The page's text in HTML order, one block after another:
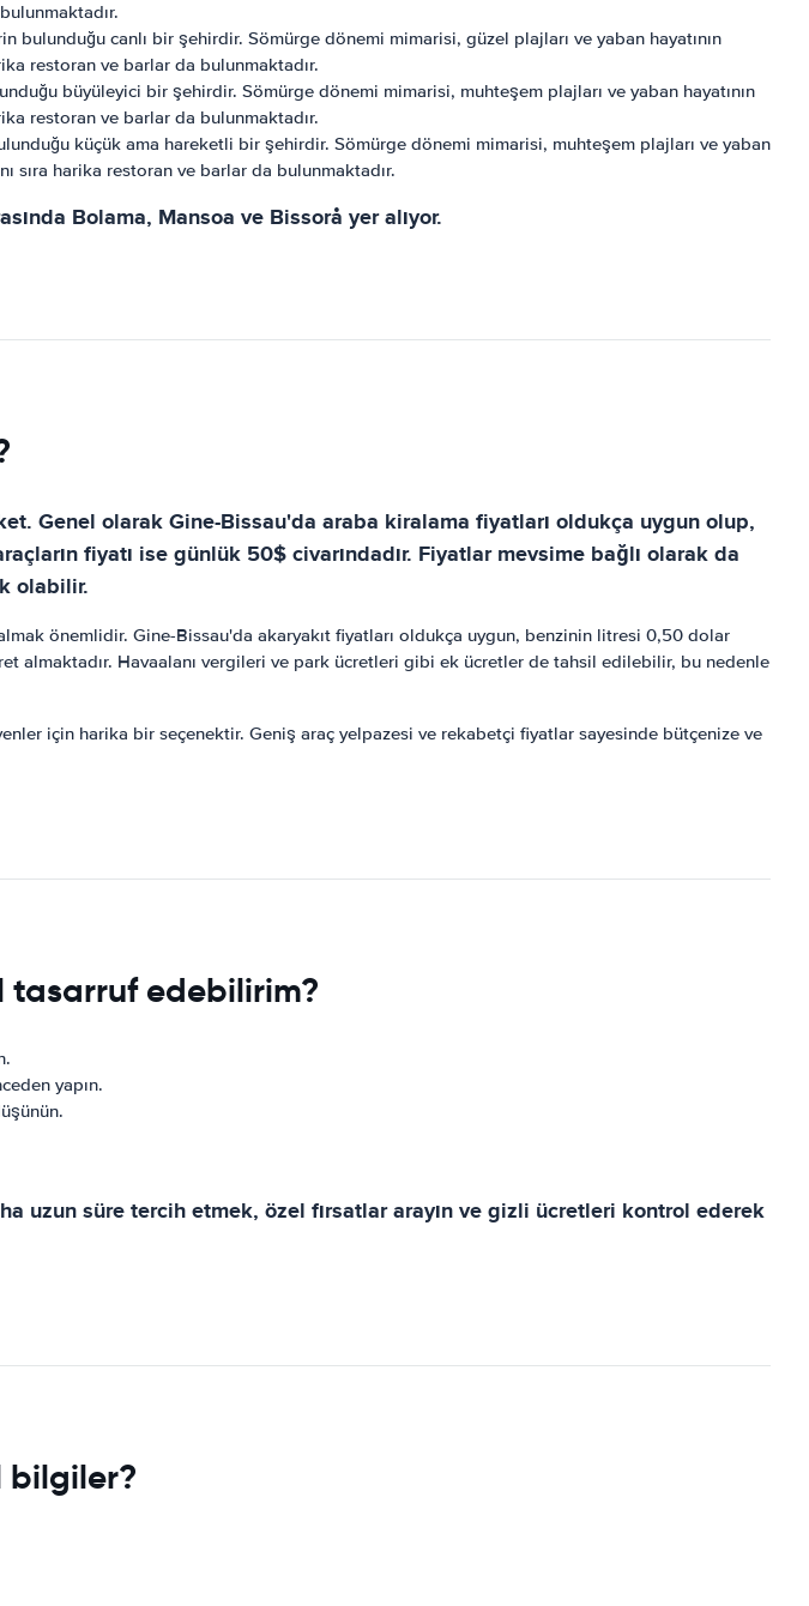
canlı bir şehirdir. Sömürge dönemi mimarisi, güzel plajları ve yaban hayatının
restoran ve barlar da bulunmaktadır.
büyüleyici bir şehirdir. Sömürge dönemi mimarisi, muhteşem plajları ve yaban hayatının
restoran ve barlar da bulunmaktadır.
küçük ama hareketli bir şehirdir. Sömürge dönemi mimarisi, muhteşem plajları ve yaban
sıra harika restoran ve barlar da bulunmaktadır.
Bolama, Mansoa ve Bissorå yer alıyor.
Genel olarak Gine-Bissau'da araba kiralama fiyatları oldukça uygun olup,
fiyatı ise günlük 50$ civarındadır. Fiyatlar mevsime bağlı olarak da
olabilir.
önemlidir. Gine-Bissau'da akaryakıt fiyatları oldukça uygun, benzinin litresi 0,50 dolar
almaktadır. Havaalanı vergileri ve park ücretleri gibi ek ücretler de tahsil edilebilir, bu nedenle
için harika bir seçenektir. Geniş araç yelpazesi ve rekabetçi fiyatlar sayesinde bütçenize ve
tasarruf edebilirim?
yapın.
uzun süre tercih etmek, özel fırsatlar arayın ve gizli ücretleri kontrol ederek
bilgiler?